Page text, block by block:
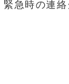
緊急時の連絡